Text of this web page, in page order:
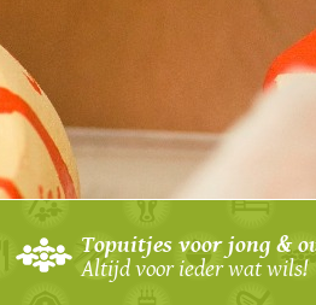
koe
vergaderen
Topuitjes voor jong &
Altijd voor ieder wat wils!